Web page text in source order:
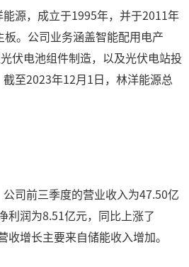
源，成立于1995年，并于2011年
。公司业务涵盖智能配用电产
伏电池组件制造，以及光伏电站投
至2023年12月1日，林洋能源总
司前三季度的营业收入为47.50亿
利润为8.51亿元，同比上涨了
增长主要来自储能收入增加。